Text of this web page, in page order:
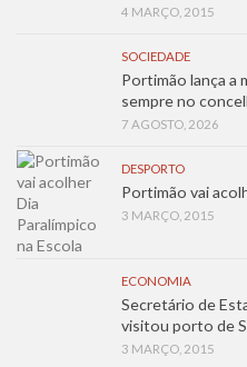
4 MARÇO, 2015
SOCIEDADE
Portimão lança a
sempre no
7 AGOSTO, 2026
DESPORTO
Portimão vai
3 MARÇO, 2015
ECONOMIA
Secretário de
visitou porto de
3 MARÇO, 2015